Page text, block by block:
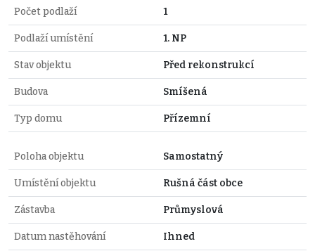
Počet podlaží 1
Podlaží umístění 1. NP
Stav objektu Před rekonstrukcí
Budova Smíšená
Typ domu Přízemní
Poloha objektu Samostatný
Umístění objektu Rušná část obce
Zástavba Průmyslová
Datum nastěhování Ihned